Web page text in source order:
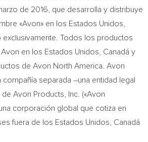
de 2016, que desarrolla y distribuye
«Avon» en los Estados Unidos,
exclusivamente. Todos los productos
Avon en los Estados Unidos, Canadá y
de Avon North America. Avon
compañía separada –una entidad legal
Avon Products, Inc. («Avon
corporación global que cotiza en
fuera de los Estados Unidos, Canadá